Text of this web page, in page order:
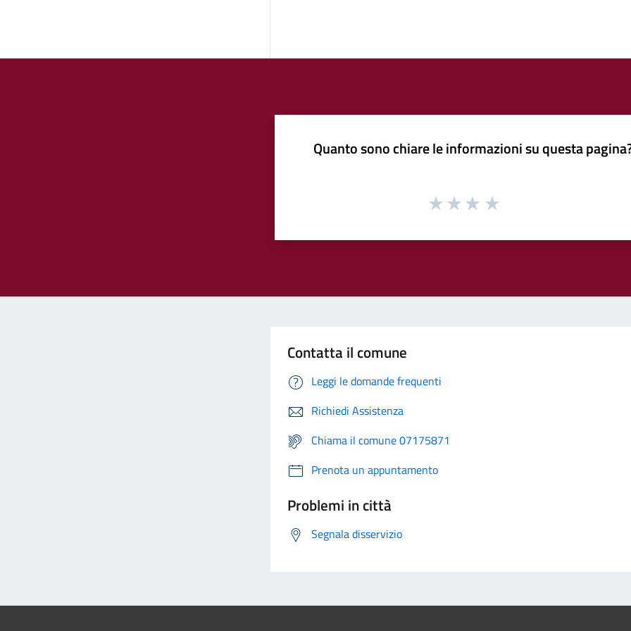
Quanto sono chiare le informazioni su questa
Contatta il comune
Leggi le domande frequenti
Richiedi Assistenza
Chiama il comune 07175871
Prenota un appuntamento
Problemi in città
Segnala disservizio